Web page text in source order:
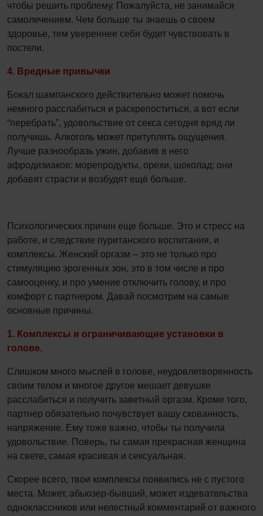
чтобы решить проблему. Пожалуйста, не занимайся
самолечением. Чем больше ты знаешь о своем
здоровье, тем увереннее себя будет чувствовать в
постели.
4. Вредные привычки
Бокал шампанского действительно может помочь
немного расслабиться и раскрепоститься, а вот если
“перебрать”, удовольствие от секса сегодня вряд ли
получишь. Алкоголь может притуплять ощущения.
Лучше разнообразь ужин, добавив в него
афродизиаков: морепродукты, орехи, шоколад: они
добавят страсти и возбудят ещё больше.
Психологических причин еще больше. Это и стресс на
работе, и следствие пуританского воспитания, и
комплексы. Женский оргазм – это не только про
стимуляцию эрогенных зон, это в том числе и про
самооценку, и про умение отключить голову, и про
комфорт с партнером. Давай посмотрим на самые
основные причины.
1. Комплексы и ограничивающие установки в
голове.
Слишком много мыслей в голове, неудовлетворенность
своим телом и многое другое мешает девушке
расслабиться и получить заветный оргазм. Кроме того,
партнер обязательно почувствует вашу скованность,
напряжение. Ему тоже важно, чтобы ты получила
удовольствие. Поверь, ты самая прекрасная женщина
на свете, самая красивая и сексуальная.
Скорее всего, твои комплексы появились не с пустого
места. Может, абьюзер-бывший, может издевательства
одноклассников или нелестный комментарий от важного